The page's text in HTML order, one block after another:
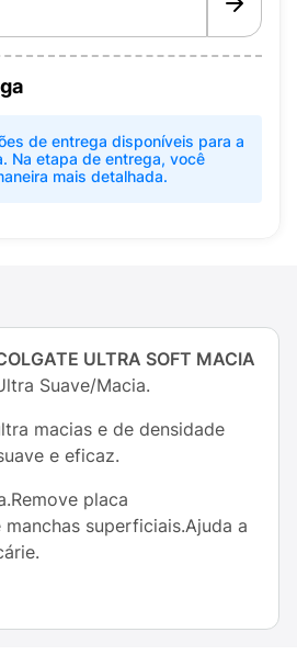
de entrega disponíveis para a
Na etapa de entrega, você
mais detalhada.
ULTRA SOFT MACIA
Suave/Macia.
macias e de densidade
e eficaz.
placa
manchas superficiais.Ajuda a